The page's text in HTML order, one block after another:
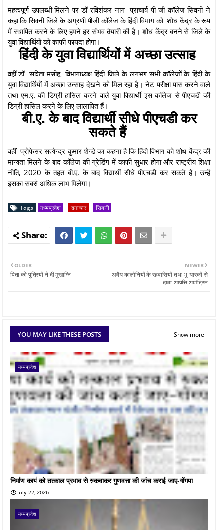
महत्वपूर्ण उपलब्धी मिलने पर डॉ रविशंकर नाग प्राचार्य पी जी कॉलेज सिवनी ने
कहा कि सिवनी जिले के अग्रणी पीजी कॉलेज के हिंदी विभाग को शोध केंद्र के रूप
में स्थापित करने के लिए हमने हर संभव तैयारी की है। शोध केंद्र बनने से जिले के
युवा विद्यार्थियों को काफी फायदा होगा।
हिंदी के युवा विद्यार्थियों में अच्छा उत्साह
वहीं डॉ. सविता मसीह, विभागाध्यक्ष हिंदी जिले के लगभग सभी कॉलेजों के हिंदी के
युवा विद्यार्थियों में अच्छा उत्साह देखने को मिल रहा है। नेट परीक्षा पास करने वाले
तथा एम.ए. की डिग्री हासिल करने वाले युवा विद्यार्थी इस कॉलेज से पीएचडी की
डिग्री हासिल करने के लिए लालायित हैं।
बी.ए. के बाद विद्यार्थी सीधे पीएचडी कर
सकते हैं
वहीं प्रोफेसर सत्येन्द्र कुमार शेन्डे का कहना है कि हिंदी विभाग को शोध केंद्र की
मान्यता मिलने के बाद कॉलेज की ग्रेडिंग में काफी सुधार होगा और राष्ट्रीय शिक्षा
नीति, 2020 के तहत बी.ए. के बाद विद्यार्थी सीधे पीएचडी कर सकते हैं। उन्हें
इसका सबसे अधिक लाभ मिलेगा।
Tags मध्यप्रदेश समाचार सिवनी
NEWER
अवैध कालोनियों के रहवासियों तथा भू-धारकों से
दावा-आपत्ति आमंत्रित
OLDER
पिता को पुत्रियों ने दी मुखाग्नि
YOU MAY LIKE THESE POSTS Show more
मध्यप्रदेश
निर्माण कार्य को तत्काल प्रभाव से रुकवाकर गुणवत्ता की जांच कराई जाए-गोंगपा
July 22, 2026
मध्यप्रदेश